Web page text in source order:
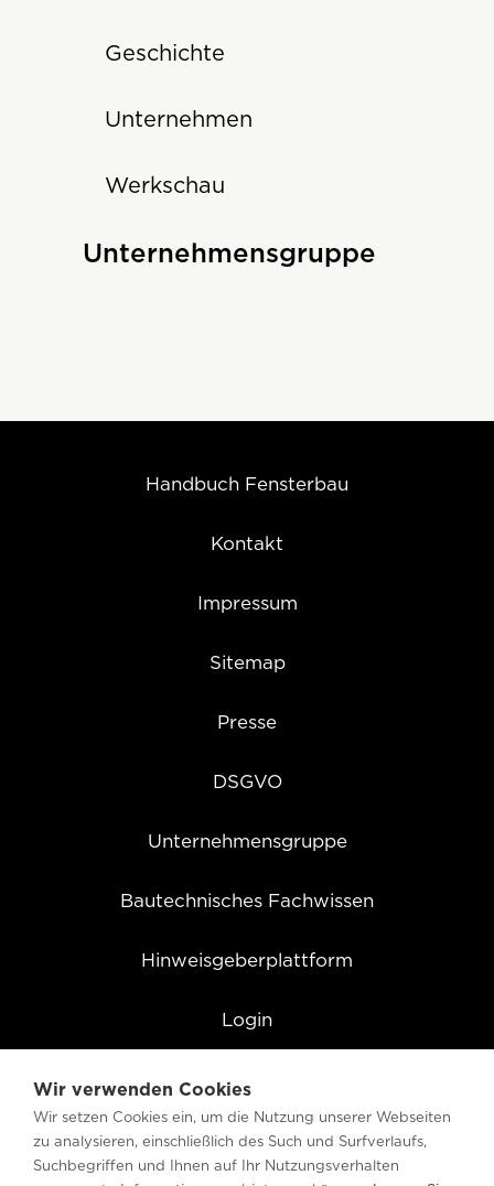
Geschichte
Unternehmen
Werkschau
Unternehmensgruppe
Handbuch Fensterbau
Kontakt
Impressum
Sitemap
Presse
DSGVO
Unternehmensgruppe
Bautechnisches Fachwissen
Hinweisgeberplattform
Login
Cookie Einstellungen
Wir verwenden Cookies
Wir setzen Cookies ein, um die Nutzung unserer Webseiten
zu analysieren, einschließlich des Such und Surfverlaufs,
Suchbegriffen und Ihnen auf Ihr Nutzungsverhalten